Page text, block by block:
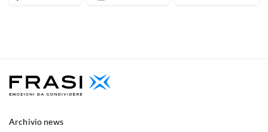
Archivio news